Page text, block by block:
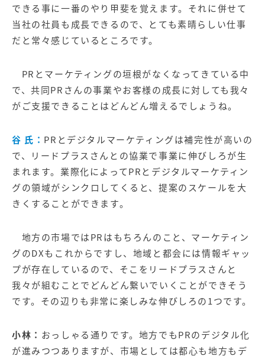
できる事に一番のやり甲斐を覚えます。それに併せて
当社の社員も成長できるので、とても素晴らしい仕事
だと常々感じているところです。
PRとマーケティングの垣根がなくなってきている中
で、共同PRさんの事業やお客様の成長に対しても我々
がご支援できることはどんどん増えるでしょうね。
谷 氏： PRとデジタルマーケティングは補完性が高いの
で、リードプラスさんとの協業で事業に伸びしろが生
まれます。業際化によってPRとデジタルマーケティン
グの領域がシンクロしてくると、提案のスケールを大
きくすることができます。
地方の市場ではPRはもちろんのこと、マーケティン
グのDXもこれからですし、地域と都会には情報ギャッ
プが存在しているので、そこをリードプラスさんと
我々が組むことでどんどん繋いでいくことができそう
です。その辺りも非常に楽しみな伸びしろの1つです。
小林： おっしゃる通りです。地方でもPRのデジタル化
が進みつつありますが、市場としては都心も地方もデ